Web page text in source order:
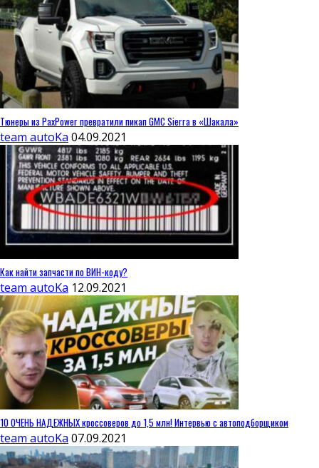
Тюнеры из PaxPower превратили пикап GMC Sierra в «Шакала»
team autoKa 04.09.2021
Как найти запчасти по ВИН-коду?
team autoKa 12.09.2021
10 ОЧЕНЬ НАДЕЖНЫХ кроссоверов до 1,5 млн! Интервью с автоподборщиком
team autoKa 07.09.2021